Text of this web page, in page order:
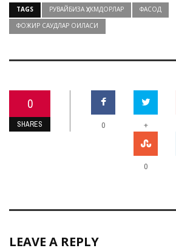
TAGS РУВАЙБИЗА ҲУКМДОРЛАР
ФАСОД
ФОЖИР САУДЛАР ОИЛАСИ
0
SHARES 0 +
0
LEAVE A REPLY